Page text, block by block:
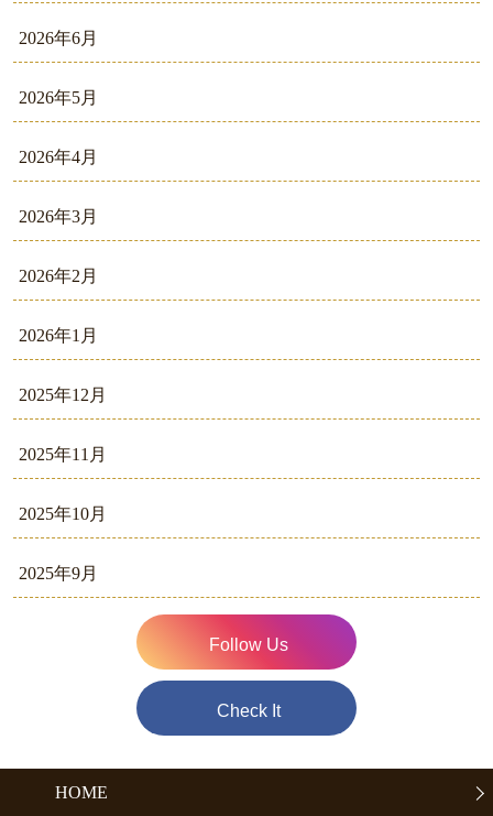
2026年6月
2026年5月
2026年4月
2026年3月
2026年2月
2026年1月
2025年12月
2025年11月
2025年10月
2025年9月
Follow Us
Check It
HOME